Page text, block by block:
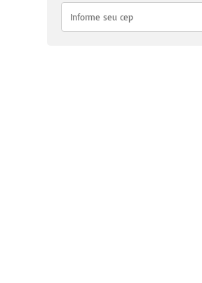
quantidade